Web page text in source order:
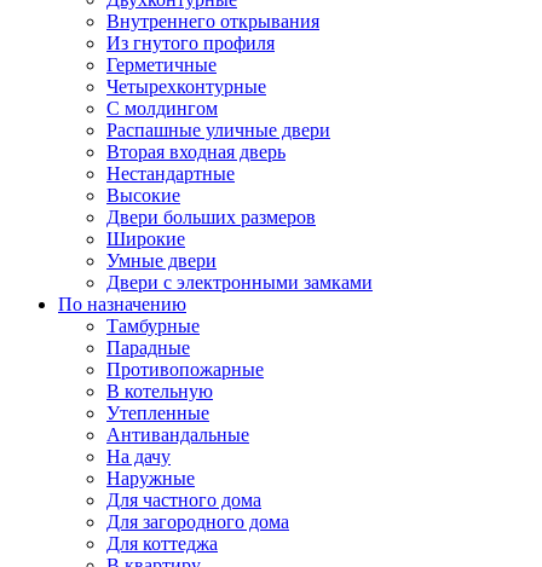
Внутреннего открывания
Из гнутого профиля
Герметичные
Четырехконтурные
С молдингом
Распашные уличные двери
Вторая входная дверь
Нестандартные
Высокие
Двери больших размеров
Широкие
Умные двери
Двери с электронными замками
По назначению
Тамбурные
Парадные
Противопожарные
В котельную
Утепленные
Антивандальные
На дачу
Наружные
Для частного дома
Для загородного дома
Для коттеджа